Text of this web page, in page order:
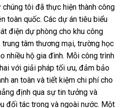
tôi đã thực hiện thành công
toàn quốc. Các dự án tiêu biểu
điện dự phòng cho khu công
trung tâm thương mại, trường học
nhiều hộ gia đình. Mỗi công trình
với giải pháp tối ưu, đảm bảo
an toàn và tiết kiệm chi phí cho
định qua sự tin tưởng và
đối tác trong và ngoài nước. Một